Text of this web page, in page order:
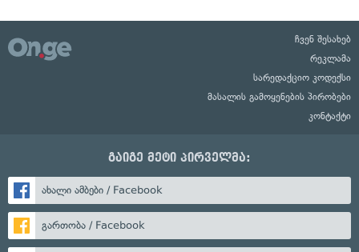
ჩვენ შესახებ
რეკლამა
სარედაქციო კოდექსი
მასალის გამოყენების პირობები
კონტაქტი
გაიგე მეტი პირველმა:
ახალი ამბები / Facebook
გართობა / Facebook